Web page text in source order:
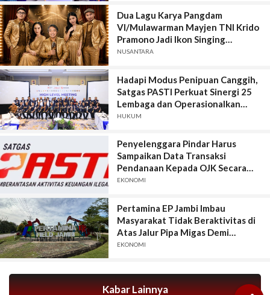
Dua Lagu Karya Pangdam
VI/Mulawarman Mayjen TNI Krido
Pramono Jadi Ikon Singing
Competition HUT Ke-81 RI
NUSANTARA
Hadapi Modus Penipuan Canggih,
Satgas PASTI Perkuat Sinergi 25
Lembaga dan Operasionalkan
Sistem Anti-Scam
HUKUM
Penyelenggara Pindar Harus
Sampaikan Data Transaksi
Pendanaan Kepada OJK Secara
Lengkap, Akurat, Terkini, Utuh, dan
EKONOMI
Pertamina EP Jambi Imbau
Masyarakat Tidak Beraktivitas di
Atas Jalur Pipa Migas Demi
Keselamatan Bersama
EKONOMI
Kabar Lainnya